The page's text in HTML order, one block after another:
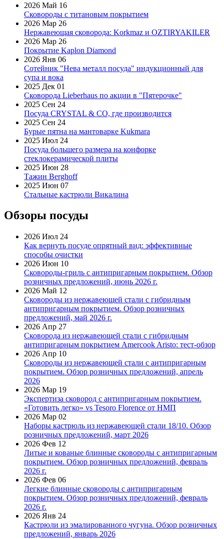
2026 Май 16
Сковороды с титановым покрытием
2026 Мар 26
Нержавеющая сковорода: Korkmaz и OZTIRYAKILER
2026 Мар 26
Покрытие Kaplon Diamond
2026 Янв 06
Сотейник "Нева металл посуда" индукционный для
супа и вока
2025 Дек 01
Сковорода Lieberhaus по акции в "Пятерочке"
2025 Сен 24
Посуда CRYSTAL & CO, где производится
2025 Сен 24
Бурые пятна на мантоварке Kukmara
2025 Июл 24
Посуда большего размера на конфорке
стеклокерамической плиты
2025 Июн 28
Тажин Berghoff
2025 Июн 07
Стальные кастрюли Викалина
Обзоры посуды
2026 Июл 24
Как вернуть посуде опрятный вид: эффективные
способы очистки
2026 Июн 10
Сковороды-гриль с антипригарным покрытием. Обзор
розничных предложений, июнь 2026 г.
2026 Май 12
Сковороды из нержавеющей стали с гибридным
антипригарным покрытием. Обзор розничных
предложений, май 2026 г.
2026 Апр 27
Сковорода из нержавеющей стали с гибридным
антипригарным покрытием Amercook Aristo: тест-обзор
2026 Апр 10
Сковороды из нержавеющей стали с антипригарным
покрытием. Обзор розничных предложений, апрель
2026
2026 Мар 19
Экспертиза сковород с антипригарным покрытием.
«Готовить легко» vs Tesoro Florence от НМП
2026 Мар 02
Наборы кастрюль из нержавеющей стали 18/10. Обзор
розничных предложений, март 2026
2026 Фев 12
Литые и кованые блинные сковороды с антипригарным
покрытием. Обзор розничных предложений, февраль
2026 г.
2026 Фев 06
Легкие блинные сковороды с антипригарным
покрытием. Обзор розничных предложений, февраль
2026 г.
2026 Янв 24
Кастрюли из эмалированного чугуна. Обзор розничных
предложений, январь 2026